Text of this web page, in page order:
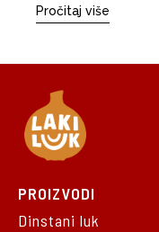
Pročitaj više
PROIZVODI
Dinstani luk